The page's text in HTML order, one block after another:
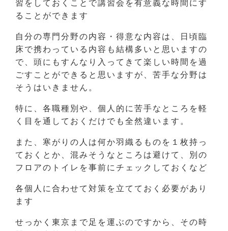
習をしておくことで講習会を有意義な時間にす
ることができます
自分の専門分野の内容・得意な内容は、日頃臨
床で携わっている内容も結構多いと思いますの
で、頭にもすんなり入ってきて楽しい時間を過
ごすことができると思いますが、苦手な分野は
そうはいきません。
特に、各職種別や、個人的に苦手なところを軽
く目を通しておくだけでも全然違います。
また、寒がりの人は何か羽織るものを１枚持っ
ておくとか、混みそうなところは避けて、別の
フロアのトイレを事前にチェックしておくなど
各個人に合わせて対策を立てておく必要があり
ます
せっかく東京まで足を運ぶのですから、その時